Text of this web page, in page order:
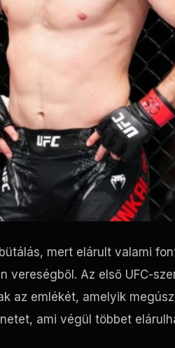
mert elárult valami
vereségből. Az első UFC-
az emlékét, amelyik
ami végül többet